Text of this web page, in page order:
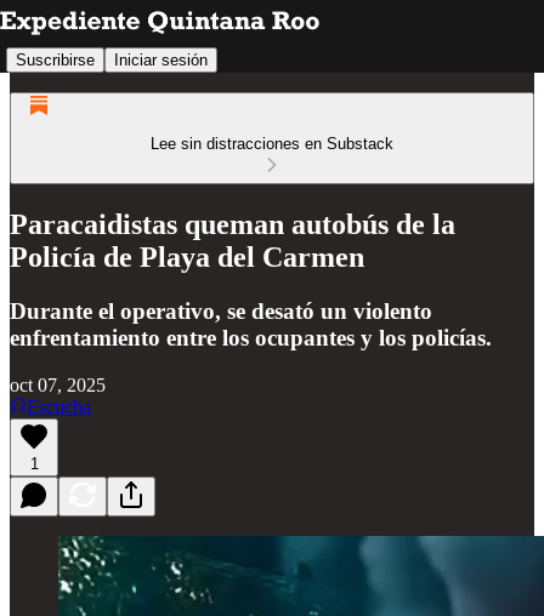
Suscribirse Iniciar sesión
Lee sin distracciones en Substack
Paracaidistas queman autobús de la
Policía de Playa del Carmen
Durante el operativo, se desató un violento
enfrentamiento entre los ocupantes y los policías.
oct 07, 2025
Escucha
1